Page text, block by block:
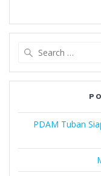
PDAM Tuban